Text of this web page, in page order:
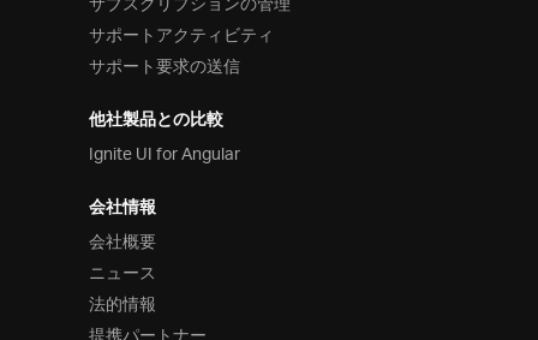
サポートアクティビティ
サポート要求の送信
他社製品との比較
Ignite UI for Angular
会社情報
会社概要
ニュース
法的情報